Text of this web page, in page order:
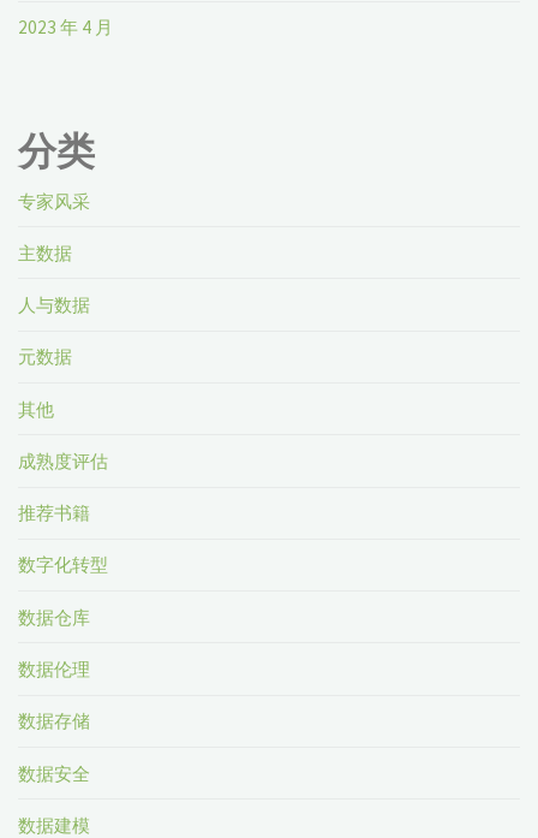
2023 年 4 月
分类
专家风采
主数据
人与数据
元数据
其他
成熟度评估
推荐书籍
数字化转型
数据仓库
数据伦理
数据存储
数据安全
数据建模